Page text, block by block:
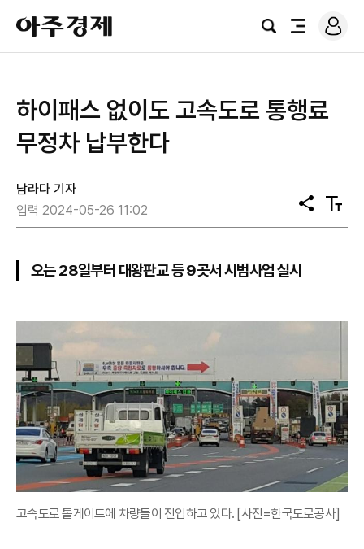
아
주
경
검
전
로
그
하이패스 없이도 고속도로 통행료
무정차 납부한다
남라다 기자
입력 2024-05-26 11:02
공
유
텍
스
오는 28일부터 대왕판교 등 9곳서 시범사업 실시
고속도로 톨게이트에 차량들이 진입하고 있다. [사진=한국도로공사]